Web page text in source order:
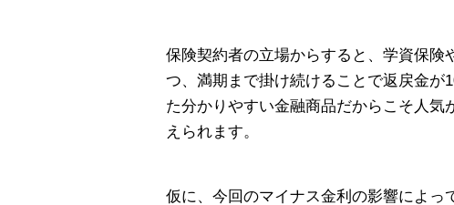
保険契約者の立場からすると、学資保
つ、満期まで掛け続けることで返戻金が
た分かりやすい金融商品だからこそ人
えられます。
仮に、今回のマイナス金利の影響によっ